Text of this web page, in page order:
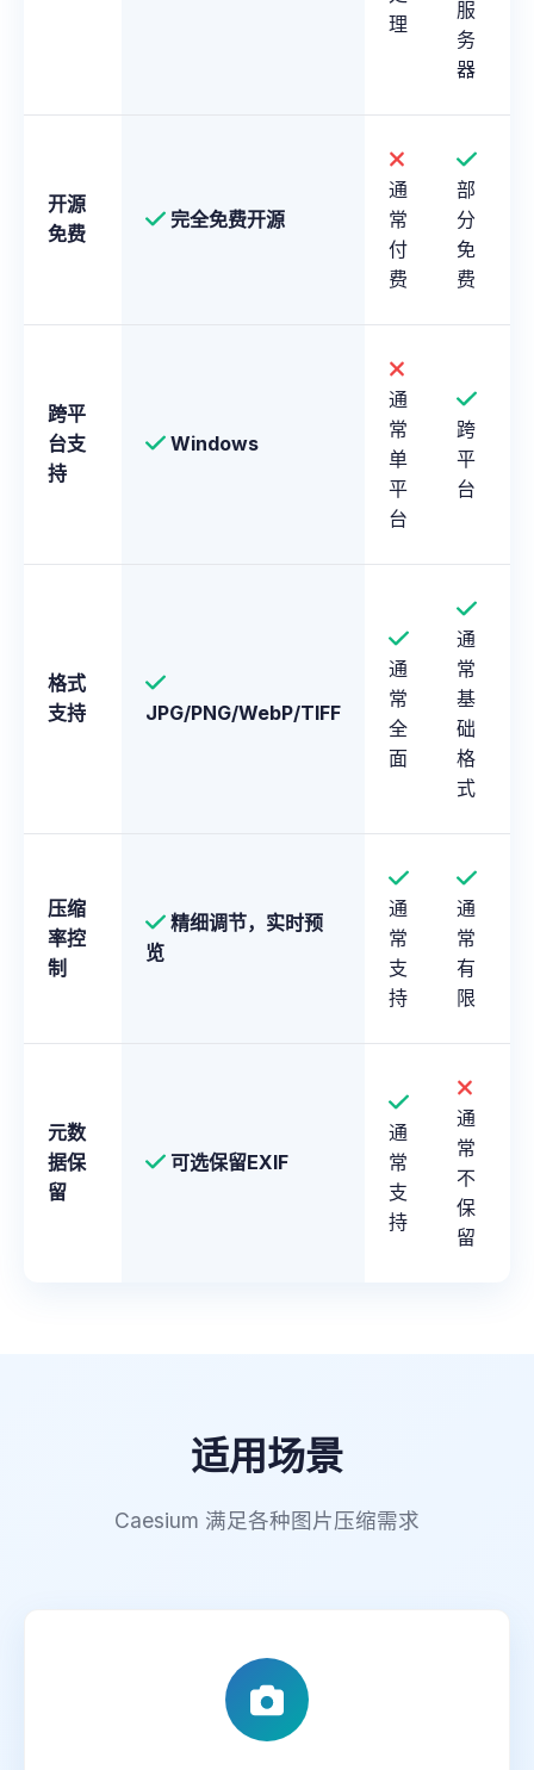
理
服
务
器
开源
免费
完全免费开源
通
常
付
费
部
分
免
费
跨平
台支
持
Windows
通
常
单
平
台
跨
平
台
格式
支持
JPG/PNG/WebP/TIFF
通
常
全
面
通
常
基
础
格
式
压缩
率控
制
精细调节，实时预
览
通
常
支
持
通
常
有
限
元数
据保
留
可选保留EXIF
通
常
支
持
通
常
不
保
留
适用场景
Caesium 满足各种图片压缩需求